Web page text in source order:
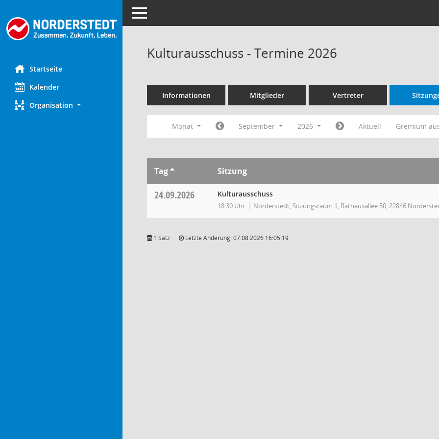
Startseite
Kalender
Organisation
Toggle navigation
Kulturausschuss - Termine 2026
Informationen Mitglieder Vertreter
Monat September 2026 Aktuell Gremium
Tag Sitzung
24.09.2026 Kulturausschuss
18:30 Uhr Norderstedt, Sitzungsraum 1, Rathausallee 50, 22846
1 Satz Letzte Änderung: 07.08.2026 16:05:19